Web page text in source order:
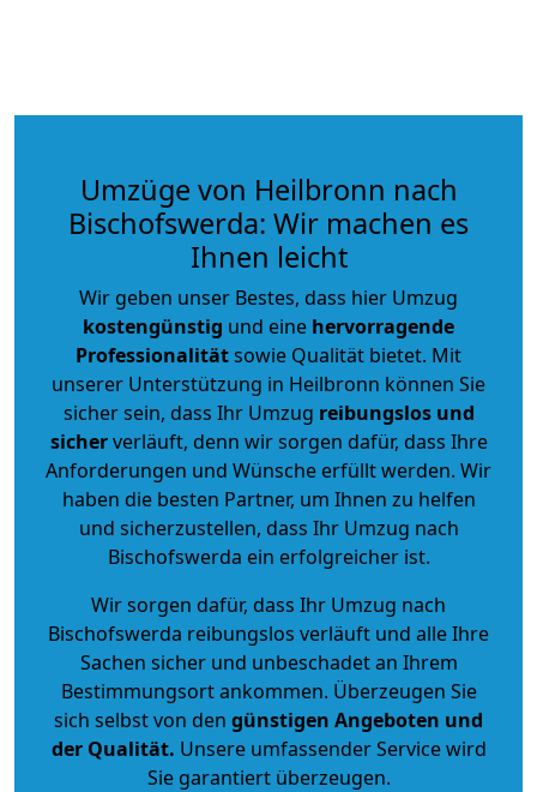
Umzüge von Heilbronn nach
Bischofswerda: Wir machen es
Ihnen leicht
Wir geben unser Bestes, dass hier Umzug
kostengünstig und eine hervorragende
Professionalitätsowie Qualität bietet. Mit
unserer Unterstützung in Heilbronn können Sie
sicher sein, dass Ihr Umzug reibungslos und
sicherverläuft, denn wir sorgen dafür, dass Ihre
Anforderungen und Wünsche erfüllt werden. Wir
haben die besten Partner, um Ihnen zu helfen
und sicherzustellen, dass Ihr Umzug nach
Bischofswerda ein erfolgreicher ist.
Wir sorgen dafür, dass Ihr Umzug nach
Bischofswerda reibungslos verläuft und alle Ihre
Sachen sicher und unbeschadet an Ihrem
Bestimmungsort ankommen. Überzeugen Sie
sich selbst von den günstigen Angeboten und
der Qualität. Unsere umfassender Service wird
Sie garantiert überzeugen.